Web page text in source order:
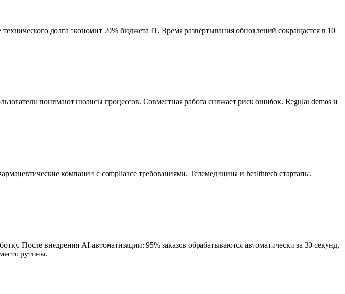
долга экономит 20% бюджета IT. Время развёртывания обновлений сокращается в 10
понимают нюансы процессов. Совместная работа снижает риск ошибок. Regular demos и
компании с compliance требованиями. Телемедицина и healthtech стартапы.
После внедрения AI-автоматизации: 95% заказов обрабатываются автоматически за 30 секунд,
рутины.